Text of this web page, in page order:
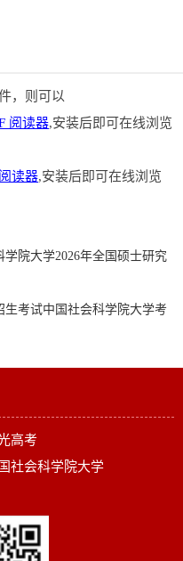
，则可以
阅读器,安装后即可在线浏览
读器,安装后即可在线浏览
学院大学2026年全国硕士研究
生考试中国社会科学院大学考
高考
社会科学院大学